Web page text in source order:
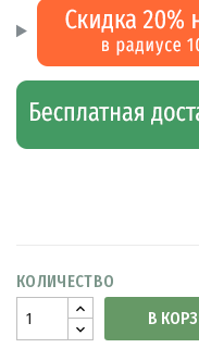
КОЛИЧЕСТВО
В